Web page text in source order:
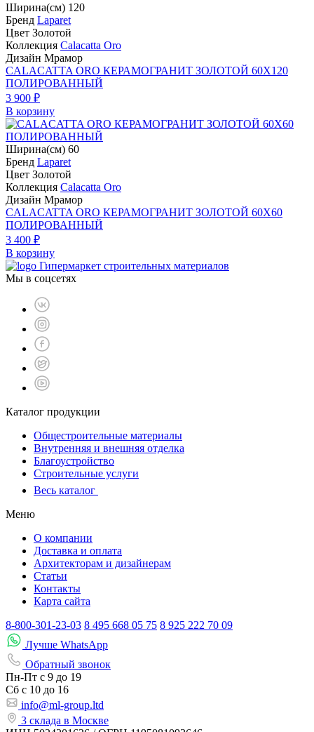
Ширина(см) 120
Бренд Laparet
Цвет Золотой
Коллекция Calacatta Oro
Дизайн Мрамор
CALACATTA ORO КЕРАМОГРАНИТ ЗОЛОТОЙ 60X120
ПОЛИРОВАННЫЙ
3 900 ₽
В корзину
Ширина(см) 60
Бренд Laparet
Цвет Золотой
Коллекция Calacatta Oro
Дизайн Мрамор
CALACATTA ORO КЕРАМОГРАНИТ ЗОЛОТОЙ 60X60
ПОЛИРОВАННЫЙ
3 400 ₽
В корзину
Гипермаркет строительных материалов
Мы в соцсетях
Каталог продукции
Общестроительные материалы
Внутренняя и внешняя отделка
Благоустройство
Строительные услуги
Весь каталог
Меню
О компании
Доставка и оплата
Архитекторам и дизайнерам
Статьи
Контакты
Карта сайта
8-800-301-23-03 8 495 668 05 75 8 925 222 70 09
Лучше WhatsApp
Обратный звонок
Пн-Пт с 9 до 19
Сб с 10 до 16
info@ml-group.ltd
3 склада в Москве